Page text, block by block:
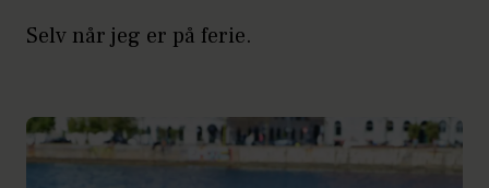
Selv når jeg er på ferie.